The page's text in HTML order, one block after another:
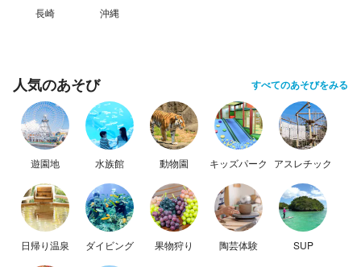
長崎 沖縄
人気のあそび すべてのあそびをみる
遊園地 水族館 動物園 キッズパーク アスレチック
日帰り温泉 ダイビング 果物狩り 陶芸体験 SUP